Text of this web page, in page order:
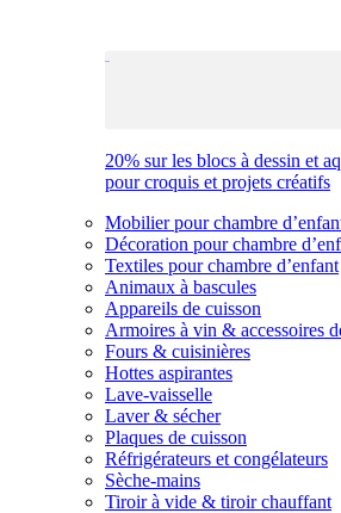
20% sur les blocs à dessin et
pour croquis et projets créatifs
Mobilier pour chambre
Décoration pour chambre
Textiles pour chambre d’enfant
Animaux à bascules
Appareils de cuisson
Armoires à vin & accessoires
Fours & cuisinières
Hottes aspirantes
Lave-vaisselle
Laver & sécher
Plaques de cuisson
Réfrigérateurs et congélateurs
Sèche-mains
Tiroir à vide & tiroir chauffant